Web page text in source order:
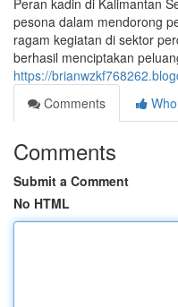
Peran kadin di Kalimantan
pesona dalam mendorong
ragam kegiatan di sektor
berhasil menciptakan
https://
Comments
Comments
Submit a Comment
No HTML